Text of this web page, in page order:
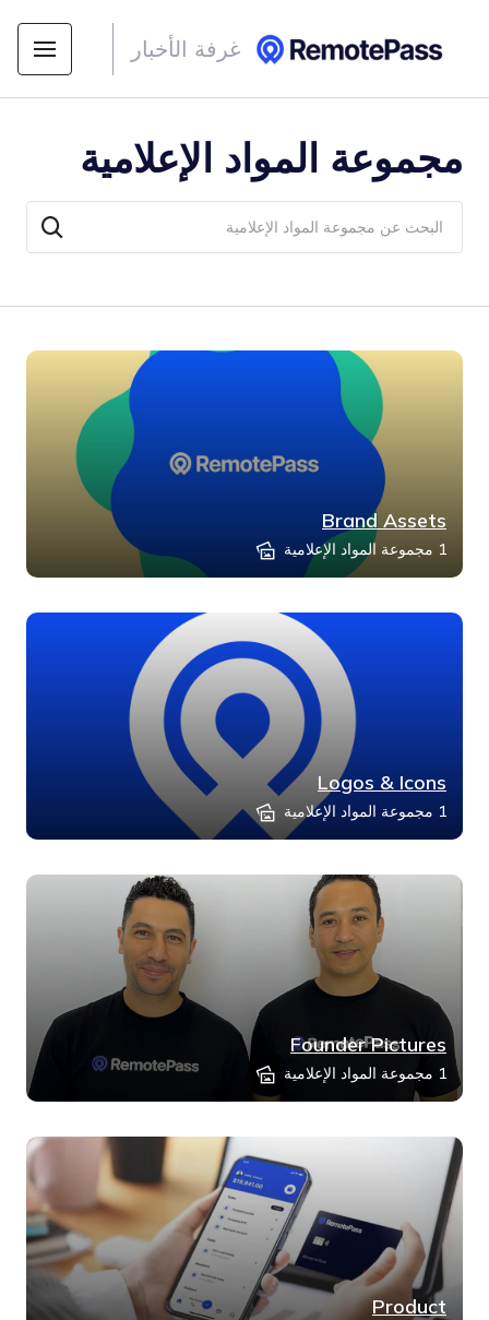
غرفة الأخبار
مجموعة المواد الإعلامية
Brand Assets
1 مجموعة المواد الإعلامية
Logos & Icons
1 مجموعة المواد الإعلامية
Founder Pictures
1 مجموعة المواد الإعلامية
Product